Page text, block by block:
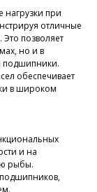
нагрузки при
отличные
позволяет
но и в
подшипники.
обеспечивает
в широком
и на
рыбы.